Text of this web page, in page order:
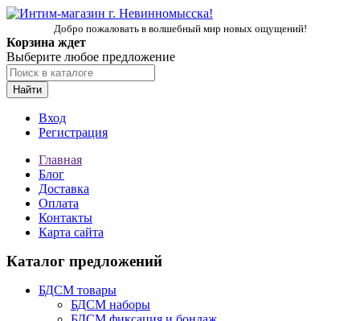
Добро пожаловать в волшебный мир новых ощущений!
Корзина ждет
Выберите любое предложение
Найти
Вход
Регистрация
Главная
Блог
Доставка
Оплата
Контакты
Карта сайта
Каталог предложений
БДСМ товары
БДСМ наборы